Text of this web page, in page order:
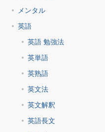
メンタル
英語
英語 勉強法
英単語
英熟語
英文法
英文解釈
英語長文